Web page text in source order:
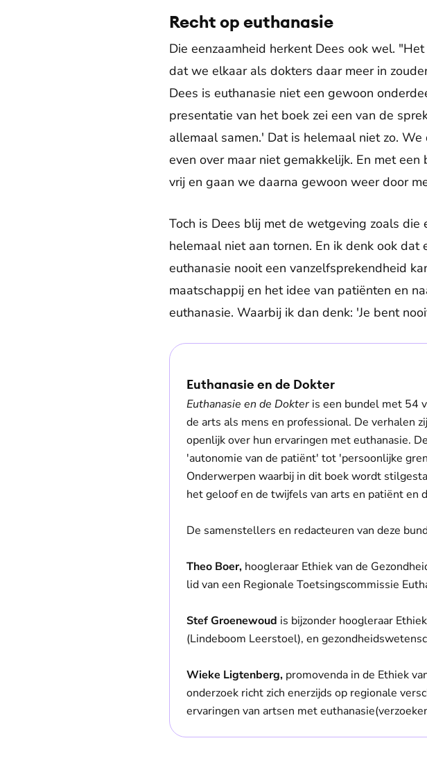
Recht op euthanasie
Die eenzaamheid herkent Dees ook wel.
dat we elkaar als dokters daar meer in
Dees is euthanasie niet een gewoon
presentatie van het boek zei een van de
allemaal samen.' Dat is helemaal niet zo.
even over maar niet gemakkelijk. En met
vrij en gaan we daarna gewoon weer door
Toch is Dees blij met de wetgeving zoals
helemaal niet aan tornen. En ik denk ook
euthanasie nooit een vanzelfsprekendheid
maatschappij en het idee van patiënten en
euthanasie. Waarbij ik dan denk: 'Je bent
Euthanasie en de Dokter
Euthanasie en de Dokter is een bundel met 54
de arts als mens en professional. De verhalen
openlijk over hun ervaringen met euthanasie.
'autonomie van de patiënt' tot 'persoonlijke
Onderwerpen waarbij in dit boek wordt
het geloof en de twijfels van arts en patiënt en
De samenstellers en redacteuren van deze
Theo Boer, hoogleraar Ethiek van de
lid van een Regionale Toetsingscommissie
Stef Groenewoud is bijzonder hoogleraar
(Lindeboom Leerstoel), en
Wieke Ligtenberg, promovenda in de Ethiek
onderzoek richt zich enerzijds op regionale
ervaringen van artsen met